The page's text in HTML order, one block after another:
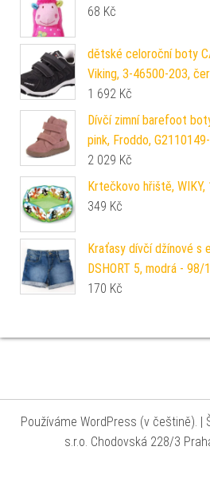
68 Kč
dětské celoroční boty
Viking, 3-46500-203,
1 692 Kč
Dívčí zimní barefoot
pink, Froddo,
2 029 Kč
Krtečkovo hřiště, WIKY,
349 Kč
Kraťasy dívčí džínové s
DSHORT 5, modrá -
170 Kč
Používáme WordPress (v češtině). |
s.r.o. Chodovská 228/3